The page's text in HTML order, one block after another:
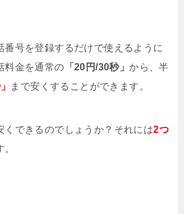
エアドロ)が表示されない原因と対
の充電速度が遅い原因と急速充電
3つの原因とは
のブックマークは相手にバレる?通
番号を登録するだけで使えるように
料金を通常の 「20円/30秒」から、半
まで安くすることができます。
くできるのでしょうか？それには2つ